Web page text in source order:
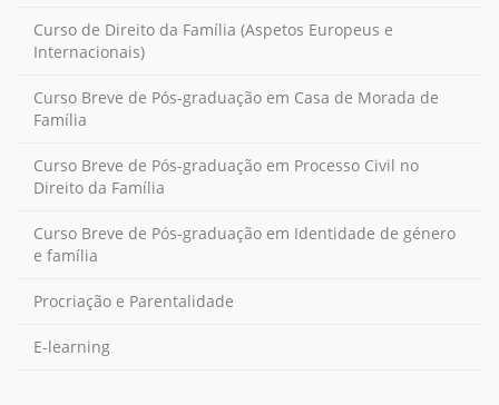
Curso de Direito da Família (Aspetos Europeus e
Internacionais)
Curso Breve de Pós-graduação em Casa de Morada de
Família
Curso Breve de Pós-graduação em Processo Civil no
Direito da Família
Curso Breve de Pós-graduação em Identidade de género
e família
Procriação e Parentalidade
E-learning